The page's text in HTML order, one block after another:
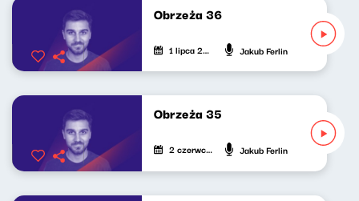
Obrzeża 36
1 lipca 2026 Jakub Ferlin
Obrzeża 35
2 czerwca 2026 Jakub Ferlin